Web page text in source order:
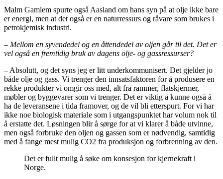
Malm Gamlem spurte også Aasland om hans syn på at olje ikke bare
er energi, men at det også er en naturressurs og råvare som brukes i
petrokjemisk industri.
– Mellom en syvendedel og en åttendedel av oljen går til det. Det er
vel også en fremtidig bruk av dagens olje- og gassressurser?
– Absolutt, og det syns jeg er litt underkommunisert. Det gjelder jo
både olje og gass. Vi trenger den innsatsfaktoren for å produsere en
rekke produkter vi omgir oss med, alt fra rammer, flatskjermer,
møbler og byggevarer som vi trenger. Det er viktig å kunne også å
ha de leveransene i tida framover, og de vil bli etterspurt. For vi har
ikke noe biologisk materiale som i utgangspunktet har volum nok til
å erstatte det. Løsningen blir å sørge for at vi klarer å både utvinne,
men også forbruke den oljen og gassen som er nødvendig, samtidig
med å fange mest mulig CO2 fra produksjon og forbrenning av den.
Det er fullt mulig å søke om konsesjon for kjernekraft i
Norge.